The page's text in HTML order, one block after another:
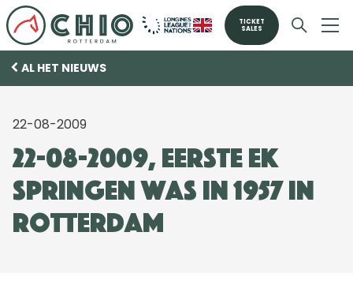
TICKET
SALES
AL HET NIEUWS
22-08-2009
22-08-2009, Eerste EK
springen was in 1957 in
Rotterdam